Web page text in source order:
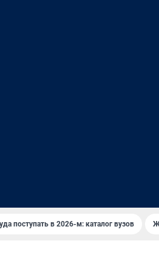
поступать в 2026-м: каталог вузов